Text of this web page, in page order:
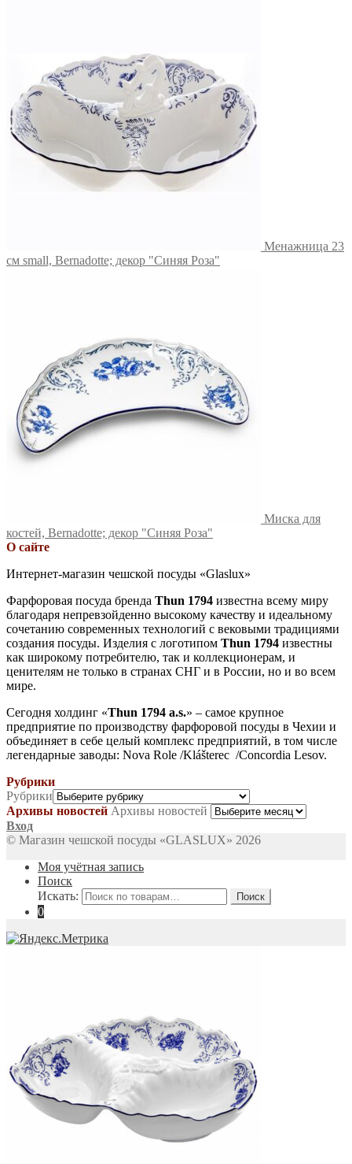
Менажница 23
см small, Bernadotte; декор "Синяя Роза"
Миска для
костей, Bernadotte; декор "Синяя Роза"
О сайте
Интернет-магазин чешской посуды «Glaslux»
Фарфоровая посуда бренда Thun 1794 известна всему миру
благодаря непревзойденно высокому качеству и идеальному
сочетанию современных технологий с вековыми традициями
создания посуды. Изделия с логотипом Thun 1794 известны
как широкому потребителю, так и коллекционерам, и
ценителям не только в странах СНГ и в России, но и во всем
мире.
Сегодня холдинг «Thun 1794 a.s.» – самое крупное
предприятие по производству фарфоровой посуды в Чехии и
объединяет в себе целый комплекс предприятий, в том числе
легендарные заводы: Nova Role /Klášterec /Concordia Lesov.
Рубрики
Рубрики
Архивы новостей Архивы новостей
Вход
© Магазин чешской посуды «GLASLUX» 2026
Моя учётная запись
Поиск
Искать:
Поиск
0